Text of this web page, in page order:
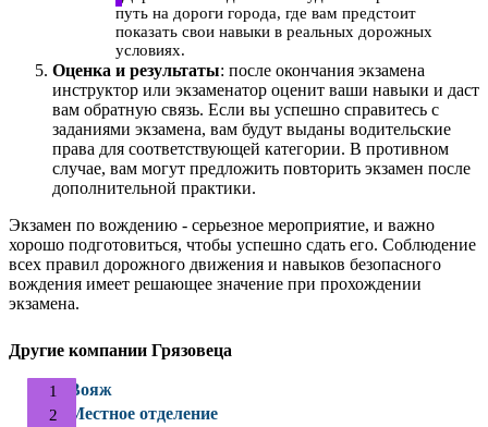
путь на дороги города, где вам предстоит
показать свои навыки в реальных дорожных
условиях.
Оценка и результаты: после окончания экзамена
инструктор или экзаменатор оценит ваши навыки и даст
вам обратную связь. Если вы успешно справитесь с
заданиями экзамена, вам будут выданы водительские
права для соответствующей категории. В противном
случае, вам могут предложить повторить экзамен после
дополнительной практики.
Экзамен по вождению - серьезное мероприятие, и важно
хорошо подготовиться, чтобы успешно сдать его. Соблюдение
всех правил дорожного движения и навыков безопасного
вождения имеет решающее значение при прохождении
экзамена.
Другие компании Грязовеца
Вояж
Местное отделение